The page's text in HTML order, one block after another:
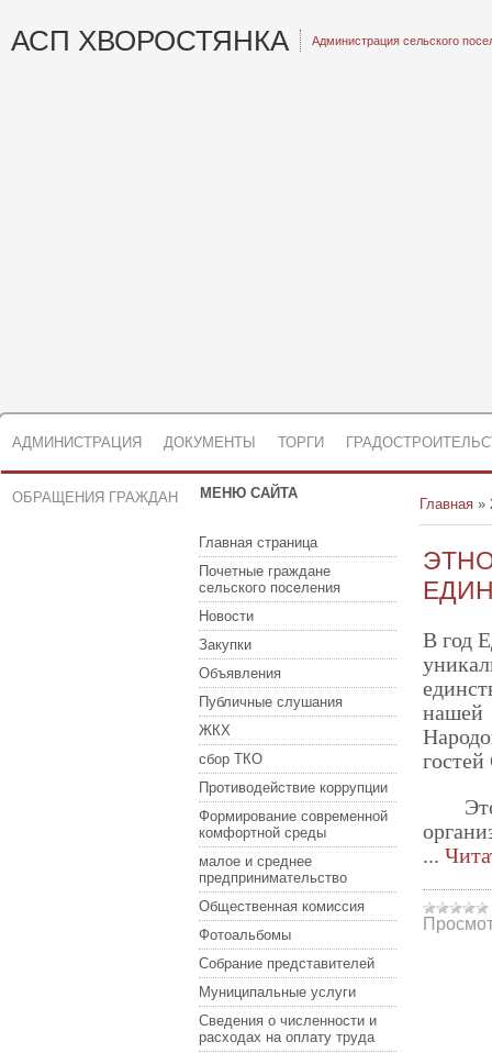
АСП ХВОРОСТЯНКА Администрация сельского
АДМИНИСТРАЦИЯ ДОКУМЕНТЫ ТОРГИ
ОБРАЩЕНИЯ ГРАЖДАН МЕНЮ САЙТА
Главная страница
Почетные граждане
сельского поселения
Новости
Закупки
Объявления
Публичные слушания
ЖКХ
сбор ТКО
Противодействие коррупции
Формирование современной
комфортной среды
малое и среднее
предпринимательство
Общественная комиссия
Фотоальбомы
Собрание представителей
Муниципальные услуги
Сведения о численности и
расходах на оплату труда
Главная »
В год
нашей
...